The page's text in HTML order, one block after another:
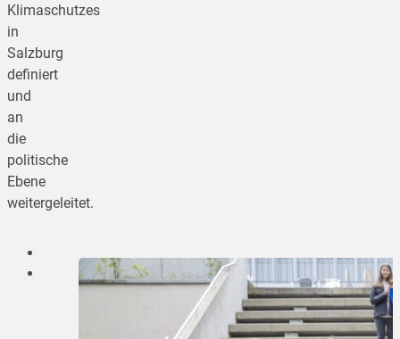
Klimaschutzes
in
Salzburg
definiert
und
an
die
politische
Ebene
weitergeleitet.